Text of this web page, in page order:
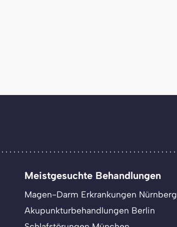
Meistgesuchte Behandlungen
Magen-Darm Erkrankungen Nürnberg
Akupunkturbehandlungen Berlin